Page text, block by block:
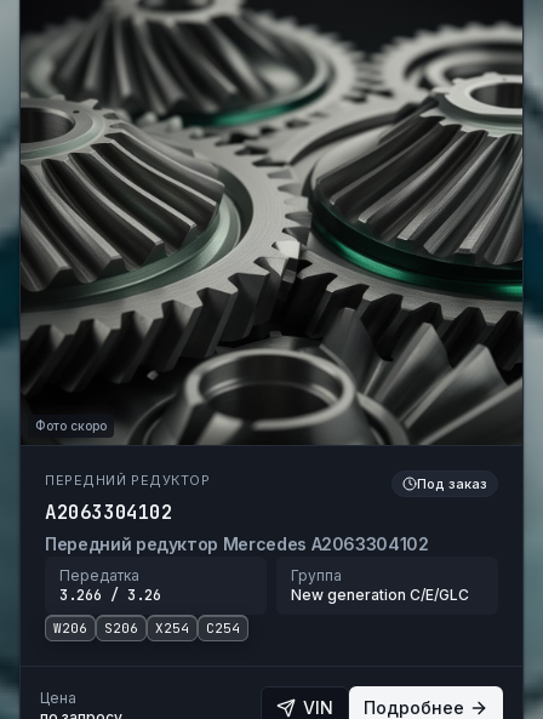
Фото скоро
ПЕРЕДНИЙ РЕДУКТОР Под заказ
A2063304102
Передний редуктор Mercedes A2063304102
Передатка
3.266 / 3.26
Группа
New generation C/E/GLC
W206 S206 X254 C254
Цена
VIN Подробнее